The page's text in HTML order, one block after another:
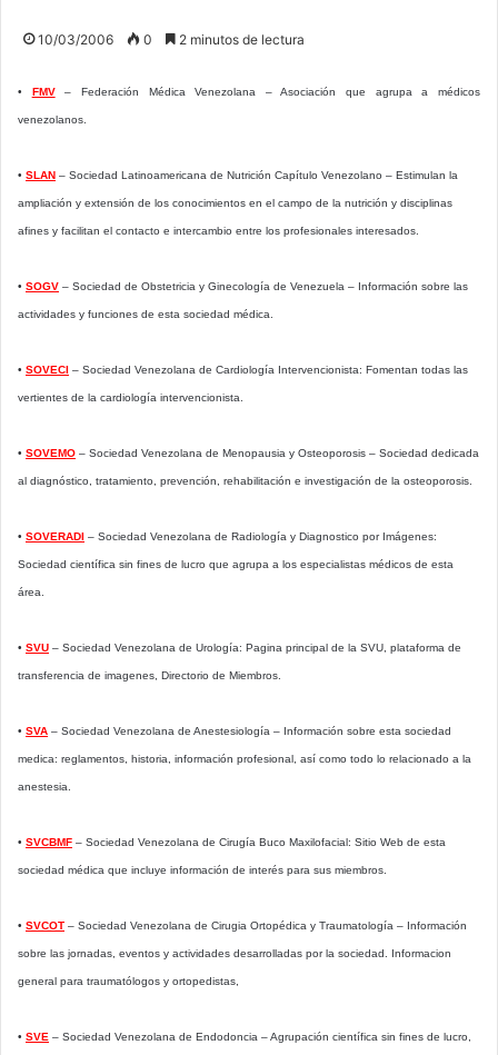
10/03/2006 0 2 minutos de lectura
• FMV– Federación Médica Venezolana – Asociación que agrupa a médicos
venezolanos.
• SLAN – Sociedad Latinoamericana de Nutrición Capítulo Venezolano – Estimulan la
ampliación y extensión de los conocimientos en el campo de la nutrición y disciplinas
afines y facilitan el contacto e intercambio entre los profesionales interesados.
• SOGV – Sociedad de Obstetricia y Ginecología de Venezuela – Información sobre las
actividades y funciones de esta sociedad médica.
• SOVECI – Sociedad Venezolana de Cardiología Intervencionista: Fomentan todas las
vertientes de la cardiología intervencionista.
• SOVEMO – Sociedad Venezolana de Menopausia y Osteoporosis – Sociedad dedicada
al diagnóstico, tratamiento, prevención, rehabilitación e investigación de la osteoporosis.
• SOVERADI – Sociedad Venezolana de Radiología y Diagnostico por Imágenes:
Sociedad científica sin fines de lucro que agrupa a los especialistas médicos de esta
área.
• SVU – Sociedad Venezolana de Urología: Pagina principal de la SVU, plataforma de
transferencia de imagenes, Directorio de Miembros.
• SVA – Sociedad Venezolana de Anestesiología – Información sobre esta sociedad
medica: reglamentos, historia, información profesional, así como todo lo relacionado a la
anestesia.
• SVCBMF – Sociedad Venezolana de Cirugía Buco Maxilofacial: Sitio Web de esta
sociedad médica que incluye información de interés para sus miembros.
• SVCOT – Sociedad Venezolana de Cirugia Ortopédica y Traumatología – Información
sobre las jornadas, eventos y actividades desarrolladas por la sociedad. Informacion
general para traumatólogos y ortopedistas,
• SVE – Sociedad Venezolana de Endodoncia – Agrupación científica sin fines de lucro,